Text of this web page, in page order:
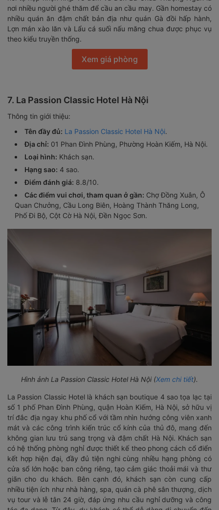
nơi nhiều người ghé thăm để cầu an cầu may. Gần homestay có
nhiều quán ăn đậm chất bản địa như quán Gà đồi hấp hành,
Lợn mán xào lăn và Lẩu cá suối nấu măng chua được phục vụ
theo kiểu truyền thống.
Xem giá phòng
7. La Passion Classic Hotel Hà Nội
Thông tin giới thiệu:
Tên đầy đủ: La Passion Classic Hotel Hà Nội.
Địa chỉ: 01 Phan Đình Phùng, Phường Hoàn Kiếm, Hà Nội.
Loại hình: Khách sạn.
Hạng sao: 4 sao.
Điểm đánh giá: 8.8/10.
Các điểm vui chơi, tham quan ở gần: Chợ Đồng Xuân, Ô
Quan Chưởng, Cầu Long Biên, Hoàng Thành Thăng Long,
Phố Đi Bộ, Cột Cờ Hà Nội, Đền Ngọc Sơn.
Hình ảnh La Passion Classic Hotel Hà Nội (Xem chi tiết).
La Passion Classic Hotel là khách sạn boutique 4 sao tọa lạc tại
số 1 phố Phan Đình Phùng, quận Hoàn Kiếm, Hà Nội, sở hữu vị
trí đắc địa ngay khu phố cổ với tầm nhìn hướng công viên xanh
mát và các công trình kiến trúc cổ kính của thủ đô, mang đến
không gian lưu trú sang trọng và đậm chất Hà Nội. Khách sạn
có hệ thống phòng nghỉ được thiết kế theo phong cách cổ điển
kết hợp hiện đại, đầy đủ tiện nghi cùng nhiều hạng phòng có
cửa sổ lớn hoặc ban công riêng, tạo cảm giác thoải mái và thư
giãn cho du khách. Bên cạnh đó, khách sạn còn cung cấp
nhiều tiện ích như nhà hàng, spa, quán cà phê sân thượng, dịch
vụ tour và lễ tân 24 giờ, đáp ứng nhu cầu nghỉ dưỡng và công